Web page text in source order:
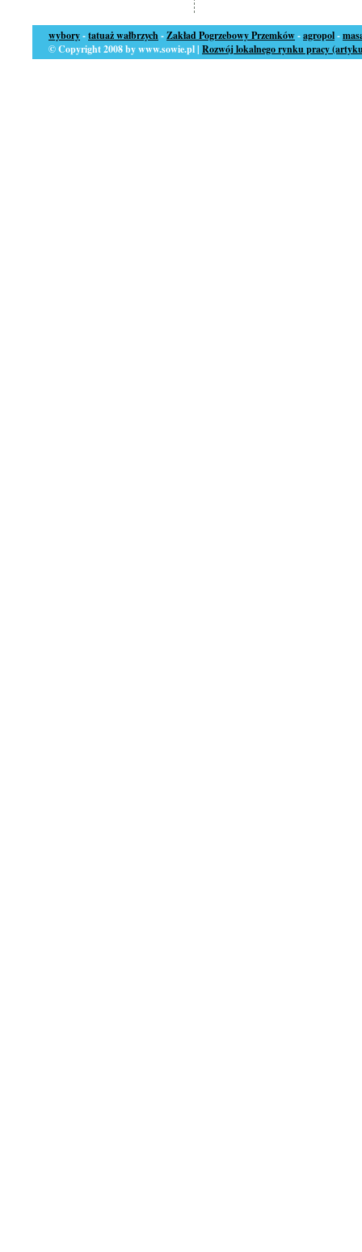
wybory-tatuaż wałbrzych-Zakład Pogrzebowy Przemków-agropol-
© Copyright 2008 by www.sowie.pl | Rozwój lokalnego rynku pracy